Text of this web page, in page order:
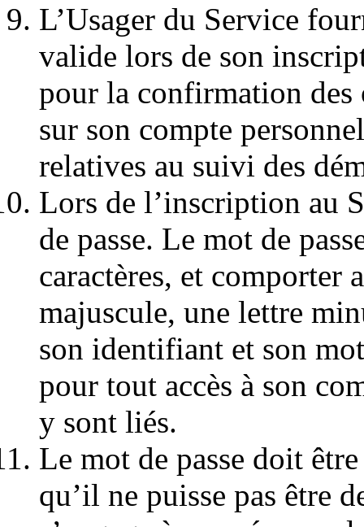
L’Usager du Service
valide lors de son
pour la confirmation des
sur son compte
relatives au suivi des
Lors de l’inscription au
de passe. Le mot de
caractères, et comporter
majuscule, une lettre
son identifiant et son
pour tout accès à son
y sont liés.
Le mot de passe doit
qu’il ne puisse pas être